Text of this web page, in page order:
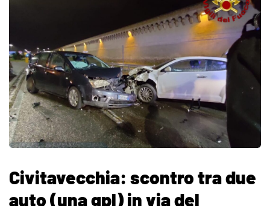
Civitavecchia: scontro tra due
auto (una gpl) in via del